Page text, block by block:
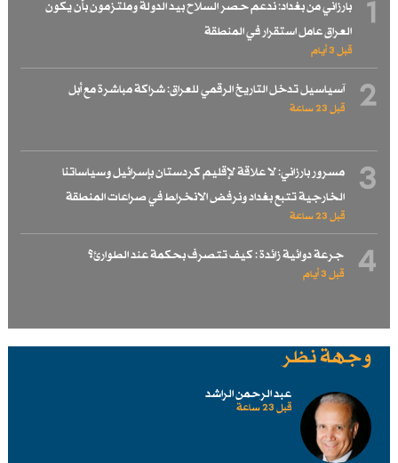
1
بارزاني من بغداد: ندعم حصر السلاح بيد الدولة وملتزمون بأن يكون
العراق عامل استقرار في المنطقة
قبل 3 أيام
2 آسياسيل تدخل التاريخ الرقمي للعراق: شراكة مباشرة مع أبل
قبل 23 ساعة
3
مسرور بارزاني: لا علاقة لإقليم كردستان بإسرائيل وسياساتنا
الخارجية تتبع بغداد ونرفض الانخراط في صراعات المنطقة
قبل 23 ساعة
4 جرعة دوائية زائدة : كيف تتصرف بحكمة عند الطوارئ؟
قبل 3 أيام
وجهة نظر
عبد الرحمن الراشد
قبل 23 ساعة